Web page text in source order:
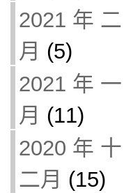
2021 年 二
月 (5)
2021 年 一
月 (11)
2020 年 十
二月 (15)